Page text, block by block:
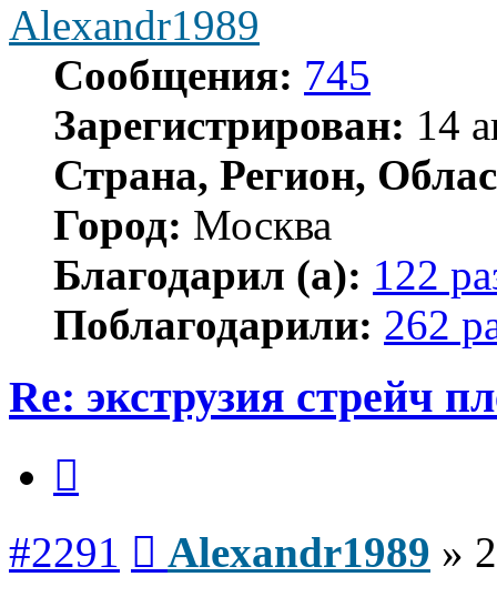
Alexandr1989
Сообщения: 745
Зарегистрирован: 14
Страна, Регион,
Город: Москва
Благодарил (а): 122
Поблагодарили: 262
Re: экструзия стрейч
#2291 Alexandr1989 »